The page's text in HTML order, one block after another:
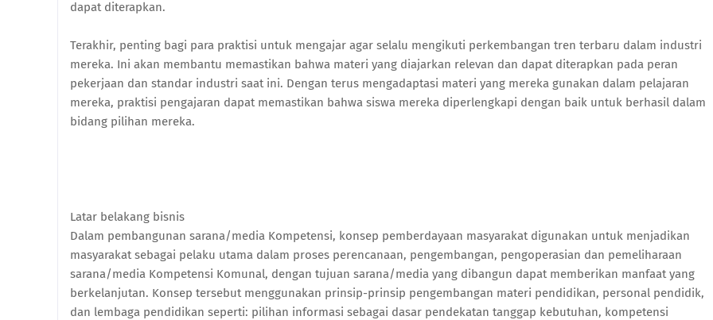
dapat diterapkan.
Terakhir, penting bagi para praktisi untuk mengajar agar selalu mengikuti perkembangan tren terbaru dalam industri
mereka. Ini akan membantu memastikan bahwa materi yang diajarkan relevan dan dapat diterapkan pada peran
pekerjaan dan standar industri saat ini. Dengan terus mengadaptasi materi yang mereka gunakan dalam pelajaran
mereka, praktisi pengajaran dapat memastikan bahwa siswa mereka diperlengkapi dengan baik untuk berhasil dalam
bidang pilihan mereka.
Latar belakang bisnis
Dalam pembangunan sarana/media Kompetensi, konsep pemberdayaan masyarakat digunakan untuk menjadikan
masyarakat sebagai pelaku utama dalam proses perencanaan, pengembangan, pengoperasian dan pemeliharaan
sarana/media Kompetensi Komunal, dengan tujuan sarana/media yang dibangun dapat memberikan manfaat yang
berkelanjutan. Konsep tersebut menggunakan prinsip-prinsip pengembangan materi pendidikan, personal pendidik,
dan lembaga pendidikan seperti: pilihan informasi sebagai dasar pendekatan tanggap kebutuhan, kompetensi